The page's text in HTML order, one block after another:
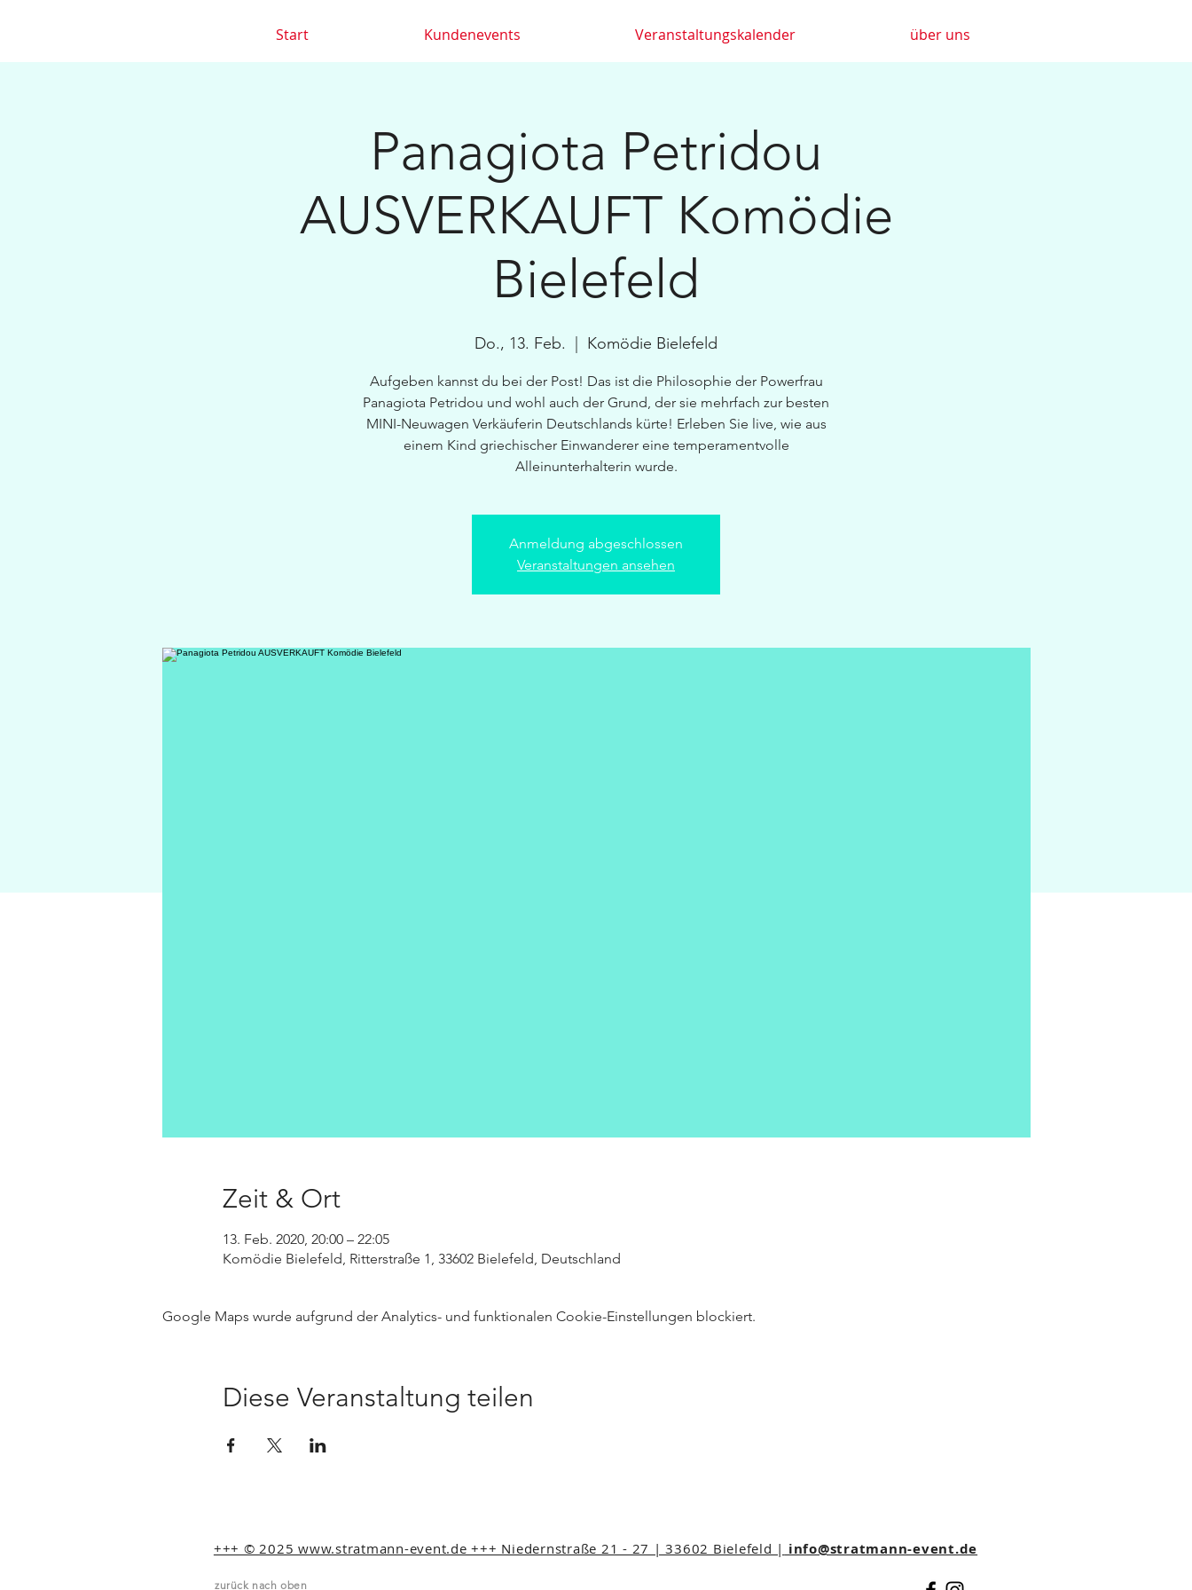
Start Kundenevents Veranstaltungskalender über uns
Panagiota Petridou
AUSVERKAUFT Komödie
Bielefeld
Do., 13. Feb. Komödie Bielefeld
Aufgeben kannst du bei der Post! Das ist die Philosophie der Powerfrau
Panagiota Petridou und wohl auch der Grund, der sie mehrfach zur besten
MINI-Neuwagen Verkäuferin Deutschlands kürte! Erleben Sie live, wie aus
einem Kind griechischer Einwanderer eine temperamentvolle
Alleinunterhalterin wurde.
Anmeldung abgeschlossen
Veranstaltungen ansehen
Zeit & Ort
13. Feb. 2020, 20:00 – 22:05
Komödie Bielefeld, Ritterstraße 1, 33602 Bielefeld, Deutschland
Google Maps wurde aufgrund der Analytics- und funktionalen Cookie-Einstellungen blockiert.
Diese Veranstaltung teilen
+++ © 2025 www.stratmann-event.de +++ Niedernstraße 21 - 27 | 33602 Bielefeld | info@stratmann-event.de
zurück nach oben